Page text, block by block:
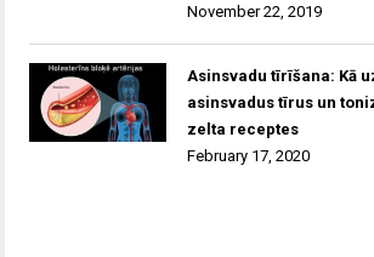
November 22, 2019
Asinsvadu tīrīšana: Kā
asinsvadus tīrus un
zelta receptes
February 17, 2020